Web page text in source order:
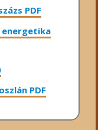
PDF
PDF